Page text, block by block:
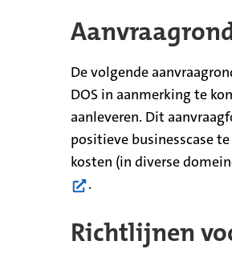
De volgende
DOS in aanmerking te
aanleveren. Dit
positieve businesscase
kosten (in diverse
.
Richtlijnen